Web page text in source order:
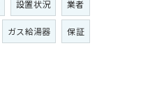
設置状況 業者
ガス給湯器 保証